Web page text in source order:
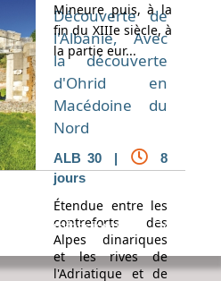
Mineure puis, à la
fin du XIIIe siècle, à
la partie eur...
Découverte de
l'Albanie, Avec
la découverte
d'Ohrid en
Macédoine du
Nord
ALB 30 |
8
jours
Étendue entre les
contreforts des
Alpes dinariques
et les rives de
l'Adriatique et de
Espace professionnel Contact